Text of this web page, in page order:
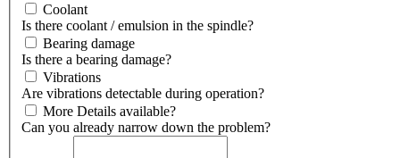
Coolant
Is there coolant / emulsion in the spindle?
Bearing damage
Is there a bearing damage?
Vibrations
Are vibrations detectable during operation?
More Details available?
Can you already narrow down the problem?